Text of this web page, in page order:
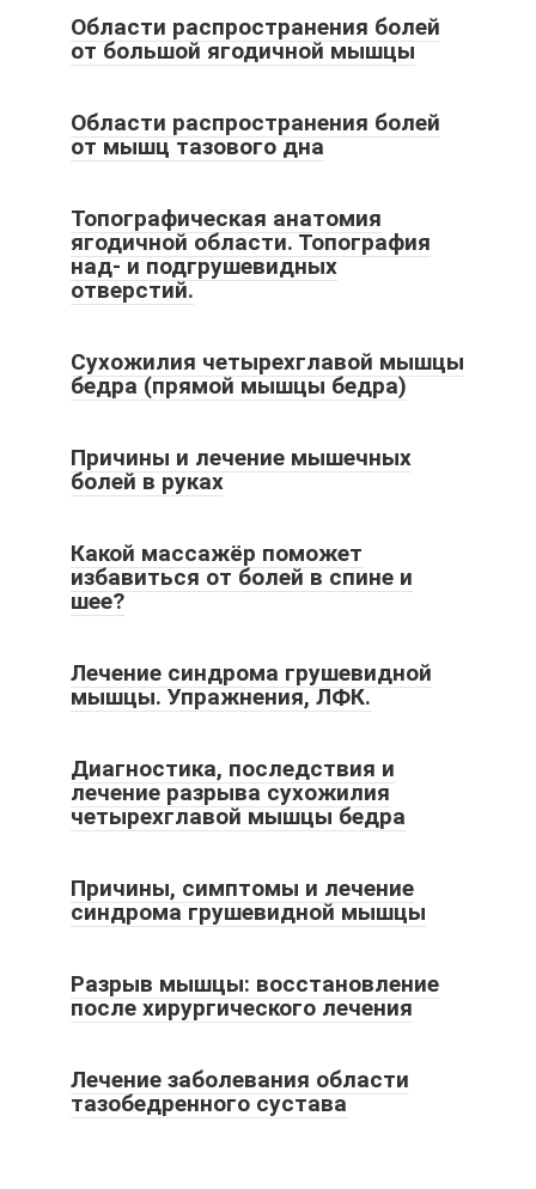
Области распространения болей
от большой ягодичной мышцы
Области распространения болей
от мышц тазового дна
Топографическая анатомия
ягодичной области. Топография
над- и подгрушевидных
отверстий.
Сухожилия четырехглавой мышцы
бедра (прямой мышцы бедра)
Причины и лечение мышечных
болей в руках
Какой массажёр поможет
избавиться от болей в спине и
шее?
Лечение синдрома грушевидной
мышцы. Упражнения, ЛФК.
Диагностика, последствия и
лечение разрыва сухожилия
четырехглавой мышцы бедра
Причины, симптомы и лечение
синдрома грушевидной мышцы
Разрыв мышцы: восстановление
после хирургического лечения
Лечение заболевания области
тазобедренного сустава